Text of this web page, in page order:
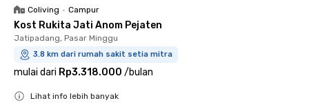
Coliving • Campur
Kost Rukita Jati Anom Pejaten
Jatipadang, Pasar Minggu
3.8 km dari rumah sakit setia mitra
mulai dari Rp3.318.000 /bulan
Lihat info lebih banyak